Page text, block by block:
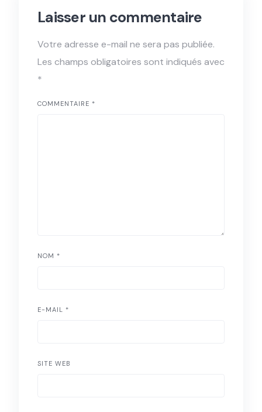
Laisser un commentaire
Votre adresse e-mail ne sera pas publiée.
Les champs obligatoires sont indiqués avec
*
COMMENTAIRE *
NOM *
E-MAIL *
SITE WEB